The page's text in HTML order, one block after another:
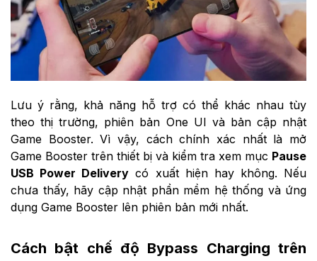
Lưu ý rằng, khả năng hỗ trợ có thể khác nhau tùy
theo thị trường, phiên bản One UI và bản cập nhật
Game Booster. Vì vậy, cách chính xác nhất là mở
Game Booster trên thiết bị và kiểm tra xem mục Pause
USB Power Delivery có xuất hiện hay không. Nếu
chưa thấy, hãy cập nhật phần mềm hệ thống và ứng
dụng Game Booster lên phiên bản mới nhất.
Cách bật chế độ Bypass Charging trên